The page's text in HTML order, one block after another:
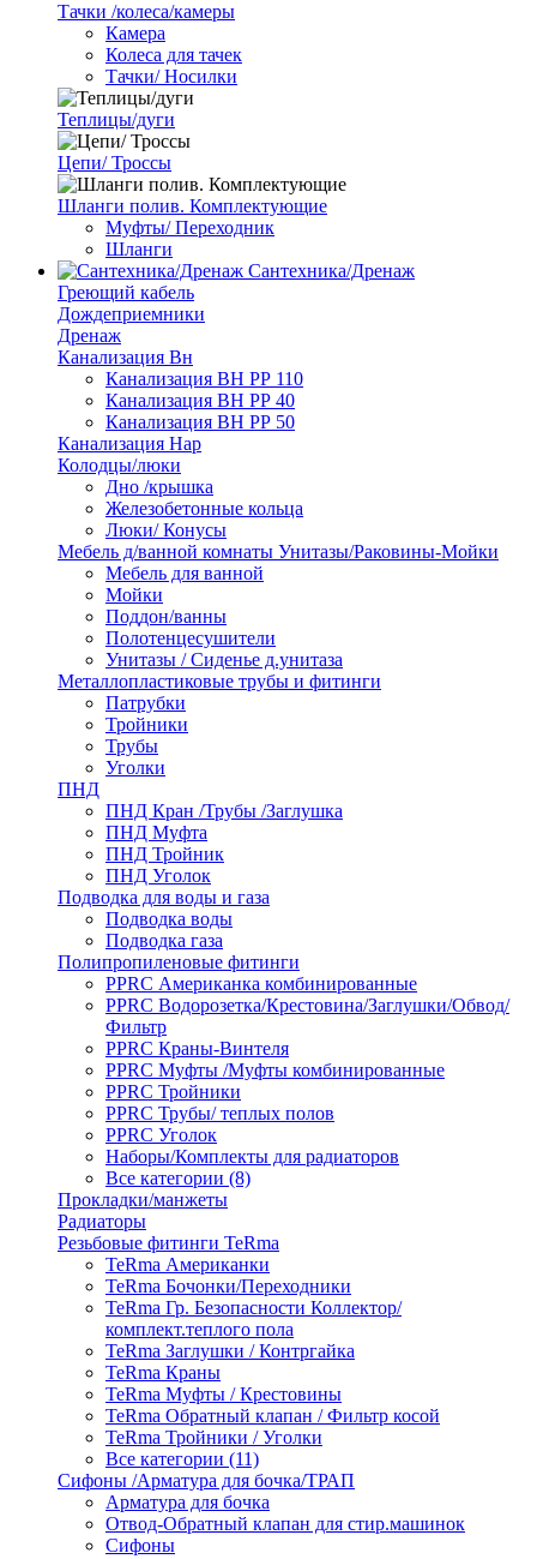
Тачки /колеса/камеры
Камера
Колеса для тачек
Тачки/ Носилки
Теплицы/дуги
Цепи/ Троссы
Шланги полив. Комплектующие
Муфты/ Переходник
Шланги
Сантехника/Дренаж
Греющий кабель
Дождеприемники
Дренаж
Канализация Вн
Канализация ВН РР 110
Канализация ВН РР 40
Канализация ВН РР 50
Канализация Нар
Колодцы/люки
Дно /крышка
Железобетонные кольца
Люки/ Конусы
Мебель д/ванной комнаты Унитазы/Раковины-Мойки
Мебель для ванной
Мойки
Поддон/ванны
Полотенцесушители
Унитазы / Сиденье д.унитаза
Металлопластиковые трубы и фитинги
Патрубки
Тройники
Трубы
Уголки
ПНД
ПНД Кран /Трубы /Заглушка
ПНД Муфта
ПНД Тройник
ПНД Уголок
Подводка для воды и газа
Подводка воды
Подводка газа
Полипропиленовые фитинги
PPRC Американка комбинированные
PPRC Водорозетка/Крестовина/Заглушки/Обвод/
Фильтр
PPRC Краны-Винтеля
PPRC Муфты /Муфты комбинированные
PPRC Тройники
PPRC Трубы/ теплых полов
PPRC Уголок
Наборы/Комплекты для радиаторов
Все категории (8)
Прокладки/манжеты
Радиаторы
Резьбовые фитинги TeRma
TeRma Американки
TeRma Бочонки/Переходники
TeRma Гр. Безопасности Коллектор/
комплект.теплого пола
TeRma Заглушки / Контргайка
TeRma Краны
TeRma Муфты / Крестовины
TeRma Обратный клапан / Фильтр косой
TeRma Тройники / Уголки
Все категории (11)
Сифоны /Арматура для бочка/ТРАП
Арматура для бочка
Отвод-Обратный клапан для стир.машинок
Сифоны